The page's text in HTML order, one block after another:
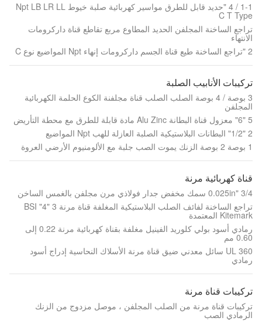
1-1 / 4 "حديد قابل للطرق مواسير كهربائية صلبة خيوط Npt LB LR LL
C T Type
تراجع الساخنة المجلفن الحديد المطاوع مربع تقاطع قناة داركرومات
الانتهاء
2 "تراجع الساخنة طيع قناة الجسم داركرومات إنهاء Npt المواضيع نوع C
تركيبات الأنابيب الصلبة
3 بوصة / 4 بوصة الصلب الصلب قناة مجلفنة الكوع الحلمة الكهربائية
المجلفن
5 "6" معزول قناة البطانة Alu Zinc مادة قابلة للطرق مع محطة التأريض
2 "1/2" البطانات البلاستيكية الصلبة العازلة للهب Npt المواضيع
1 بوصة 2 بوصة الزنك يموت الصب جلبة مع الألومنيوم الأرضي العروة
قناة كهربائية مرنة
3/4 "0.025in سمك مخفض جدار فولاذي مرن مجلفن بالغمس الساخن
تراجع الساخنة لفائف الصلب البلاستيكية المغلفة قناة مرنة 3 "4" BSI
Kitemark المعتمدة
رمادي أسود بولي كلوريد الفينيل مغلفة بقناة كهربائية مرنة 0.22 إلى
0.60 مم
UL 360 سائل معدني ضيق قناة مرنة الأسلاك النحاسية إدراج أسود
رمادي
تركيبات قناة مرنة
تركيبات قناة مرنة من الصلب المجلفن ، موصل مزدوج من الزنك
الرمادي الصب